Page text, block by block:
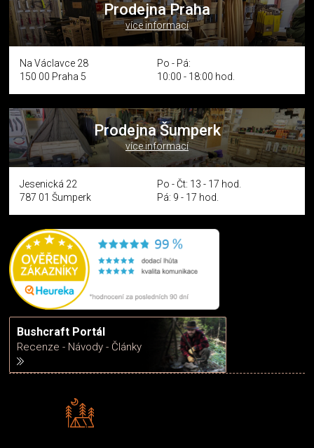
Prodejna Praha
více informací
Na Václavce 28
150 00 Praha 5
Po - Pá:
10:00 - 18:00 hod.
Prodejna Šumperk
více informací
Jesenická 22
787 01 Šumperk
Po - Čt: 13 - 17 hod.
Pá: 9 - 17 hod.
Bushcraft Portál
Recenze - Návody - Články